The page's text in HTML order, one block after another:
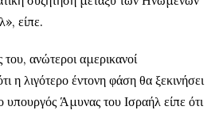
είπε.
του, ανώτεροι αμερικανοί
η λιγότερο έντονη φάση θα ξεκινήσει
Άμυνας του Ισραήλ είπε ότι